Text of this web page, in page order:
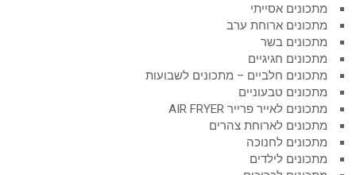
מתכונים אסייתי
מתכונים ארוחת ערב
מתכונים בשר
מתכונים חגיגיים
מתכונים חלביים – מתכונים לשבועות
מתכונים טבעוניים
מתכונים לאייר פרייר AIR FRYER
מתכונים לארוחת צהרים
מתכונים לחנוכה
מתכונים לילדים